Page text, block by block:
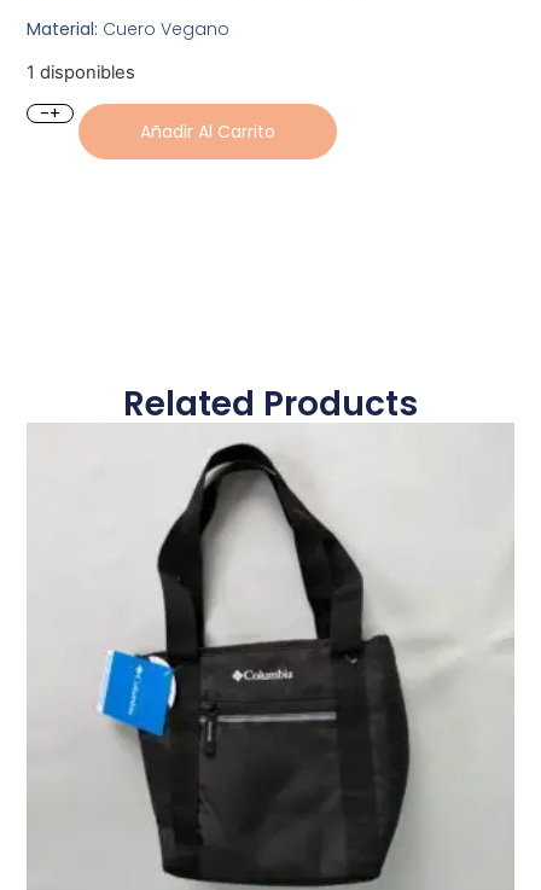
Material: Cuero Vegano
1 disponibles
-+
Añadir Al Carrito
Related Products